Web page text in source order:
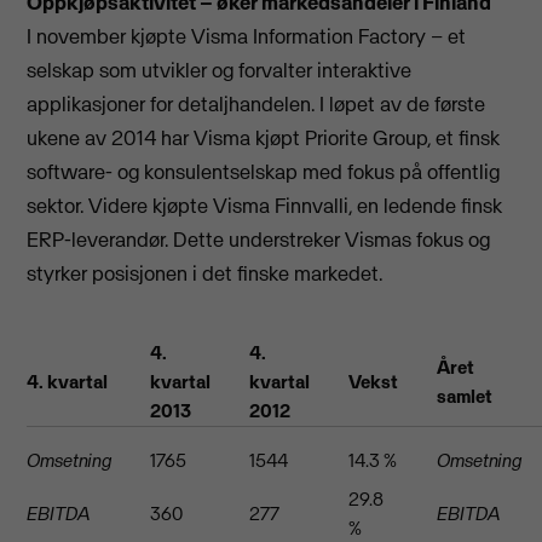
I november kjøpte Visma Information Factory – et
selskap som utvikler og forvalter interaktive
applikasjoner for detaljhandelen. I løpet av de første
ukene av 2014 har Visma kjøpt Priorite Group, et finsk
software- og konsulentselskap med fokus på offentlig
sektor. Videre kjøpte Visma Finnvalli, en ledende finsk
ERP-leverandør. Dette understreker Vismas fokus og
styrker posisjonen i det finske markedet.
4. kvartal
4.
kvartal
2013
4.
kvartal
2012
Vekst
Året
samlet
Omsetning 1765 1544 14.3 % Omsetning
EBITDA 360 277
29.8
%
EBITDA